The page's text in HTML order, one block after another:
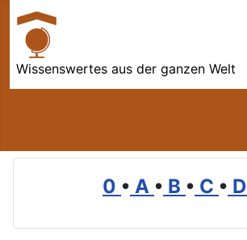
Wissenswertes aus der ganzen Welt
0 • A • B • C • D